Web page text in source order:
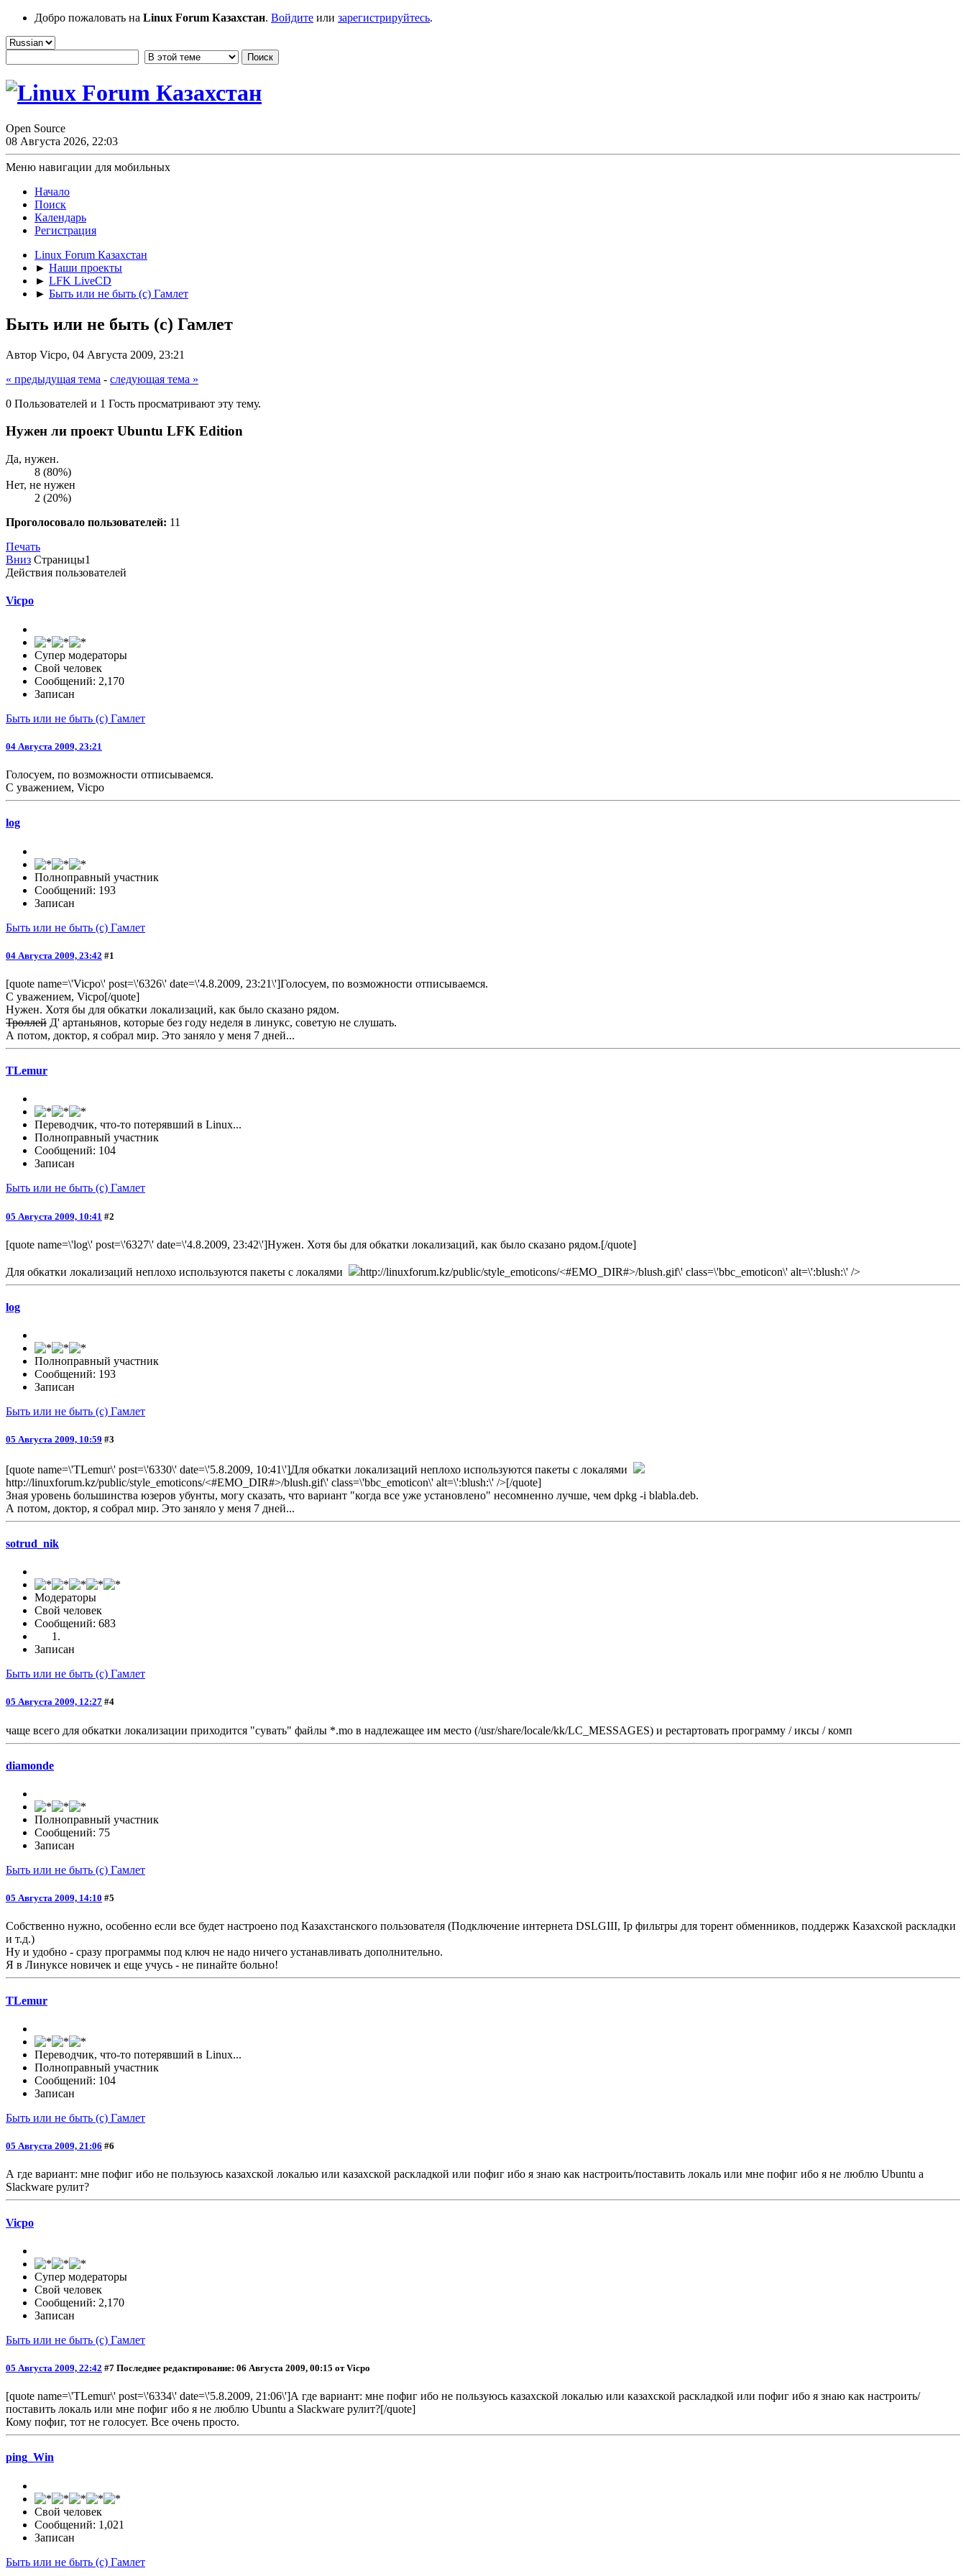
Добро пожаловать на Linux Forum Казахстан. Войдите или зарегистрируйтесь.
Open Source
08 Августа 2026, 22:03
Меню навигации для мобильных
Начало
Поиск
Календарь
Регистрация
Linux Forum Казахстан
► Наши проекты
► LFK LiveCD
► Быть или не быть (с) Гамлет
Быть или не быть (с) Гамлет
Автор Vicpo, 04 Августа 2009, 23:21
« предыдущая тема - следующая тема »
0 Пользователей и 1 Гость просматривают эту тему.
Нужен ли проект Ubuntu LFK Edition
Да, нужен.
8 (80%)
Нет, не нужен
2 (20%)
Проголосовало пользователей: 11
Печать
Вниз Страницы1
Действия пользователей
Vicpo
Супер модераторы
Свой человек
Сообщений: 2,170
Записан
Быть или не быть (с) Гамлет
04 Августа 2009, 23:21
Голосуем, по возможности отписываемся.
С уважением, Vicpo
log
Полноправный участник
Сообщений: 193
Записан
Быть или не быть (с) Гамлет
04 Августа 2009, 23:42 #1
[quote name=\'Vicpo\' post=\'6326\' date=\'4.8.2009, 23:21\']Голосуем, по возможности отписываемся.
С уважением, Vicpo[/quote]
Нужен. Хотя бы для обкатки локализаций, как было сказано рядом.
Троллей Д' артаньянов, которые без году неделя в линукс, советую не слушать.
А потом, доктор, я собрал мир. Это заняло у меня 7 дней...
TLemur
Переводчик, что-то потерявший в Linux...
Полноправный участник
Сообщений: 104
Записан
Быть или не быть (с) Гамлет
05 Августа 2009, 10:41 #2
[quote name=\'log\' post=\'6327\' date=\'4.8.2009, 23:42\']Нужен. Хотя бы для обкатки локализаций, как было сказано рядом.[/quote]
Для обкатки локализаций неплохо используются пакеты с локалями http://linuxforum.kz/public/style_emoticons/<#EMO_DIR#>/blush.gif\' class=\'bbc_emoticon\' alt=\':blush:\' />
log
Полноправный участник
Сообщений: 193
Записан
Быть или не быть (с) Гамлет
05 Августа 2009, 10:59 #3
[quote name=\'TLemur\' post=\'6330\' date=\'5.8.2009, 10:41\']Для обкатки локализаций неплохо используются пакеты с локалями
http://linuxforum.kz/public/style_emoticons/<#EMO_DIR#>/blush.gif\' class=\'bbc_emoticon\' alt=\':blush:\' />[/quote]
Зная уровень большинства юзеров убунты, могу сказать, что вариант "когда все уже установлено" несомненно лучше, чем dpkg -i blabla.deb.
А потом, доктор, я собрал мир. Это заняло у меня 7 дней...
sotrud_nik
Модераторы
Свой человек
Сообщений: 683
Записан
Быть или не быть (с) Гамлет
05 Августа 2009, 12:27 #4
чаще всего для обкатки локализации приходится "сувать" файлы *.mo в надлежащее им место (/usr/share/locale/kk/LC_MESSAGES) и рестартовать программу / иксы / комп
diamonde
Полноправный участник
Сообщений: 75
Записан
Быть или не быть (с) Гамлет
05 Августа 2009, 14:10 #5
Собственно нужно, особенно если все будет настроено под Казахстанского пользователя (Подключение интернета DSLGIII, Ip фильтры для торент обменников, поддержк Казахской раскладки
и т.д.)
Ну и удобно - сразу программы под ключ не надо ничего устанавливать дополнительно.
Я в Линуксе новичек и еще учусь - не пинайте больно!
TLemur
Переводчик, что-то потерявший в Linux...
Полноправный участник
Сообщений: 104
Записан
Быть или не быть (с) Гамлет
05 Августа 2009, 21:06 #6
А где вариант: мне пофиг ибо не пользуюсь казахской локалью или казахской раскладкой или пофиг ибо я знаю как настроить/поставить локаль или мне пофиг ибо я не люблю Ubuntu а
Slackware рулит?
Vicpo
Супер модераторы
Свой человек
Сообщений: 2,170
Записан
Быть или не быть (с) Гамлет
05 Августа 2009, 22:42 #7 Последнее редактирование: 06 Августа 2009, 00:15 от Vicpo
[quote name=\'TLemur\' post=\'6334\' date=\'5.8.2009, 21:06\']А где вариант: мне пофиг ибо не пользуюсь казахской локалью или казахской раскладкой или пофиг ибо я знаю как настроить/
поставить локаль или мне пофиг ибо я не люблю Ubuntu а Slackware рулит?[/quote]
Кому пофиг, тот не голосует. Все очень просто.
ping_Win
Свой человек
Сообщений: 1,021
Записан
Быть или не быть (с) Гамлет